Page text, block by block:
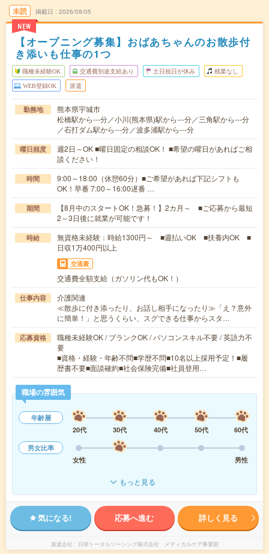
未読
NEW
掲載日 2026/08/05
【オープニング募集】おばあちゃんのお散歩付
き添いも仕事の1つ
職種未経験OK 交通費別途支給あり 土日祝日が休み 残業なし
WEB登録OK 派遣
勤務地
熊本県宇城市
松橋駅から---分／小川(熊本県)駅から---分／三角駅から---分
／石打ダム駅から---分／波多浦駅から---分
曜日頻度
週2日～OK ■曜日固定の相談OK！ ■希望の曜日があればご相
談ください！
時間
9:00～18:00（休憩60分）■ご希望があれば下記シフトも
OK！早番 7:00～16:00遅番 …
期間
【8月中のスタートOK！急募！】2カ月～ ■ご応募から最短
2～3日後に就業が可能です！
時給
無資格未経験：時給1300円～ ■週払いOK ■扶養内OK ■
日収1万400円以上
交通費
交通費全額支給（ガソリン代もOK！）
仕事内容
介護関連
≪散歩に付き添ったり、お話し相手になったり≫「え？意外
に簡単！」と思うくらい、スグできる仕事からスタ…
応募資格
職種未経験OK / ブランクOK / パソコンスキル不要 / 英語力不
要
■資格・経験・年齢不問■学歴不問■10名以上採用予定！■履
歴書不要■面談確約■社会保険完備■社員登用…
職場の雰囲気
年齢層
20代
30代 40代 50代
60代
男女比率
女性
男性
もっと見る
気になる! 応募へ進む 詳しく見る
派遣会社 日研トータルソーシング株式会社 メディカルケア事業部